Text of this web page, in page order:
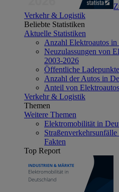
Verkehr & Logistik
Beliebte Statistiken
Aktuelle Statistiken
Anzahl Elektroautos
Neuzulassungen von
2003-2026
Öffentliche
Anzahl der Autos in
Anteil von
Verkehr & Logistik
Themen
Weitere Themen
Elektromobilität in
Fakten
Top Report